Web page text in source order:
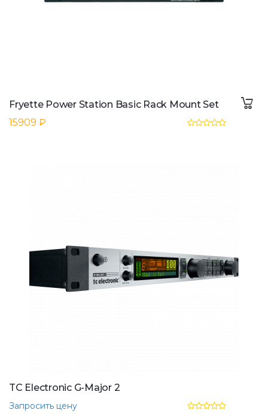
Fryette Power Station Basic Rack Mount Set
15909 ₽
TC Electronic G-Major 2
Запросить цену